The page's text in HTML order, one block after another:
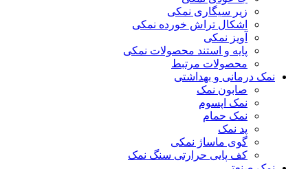
زیر سیگاری نمکی
اشکال تراش خورده نمکی
آویز نمکی
پایه و استند محصولات نمکی
محصولات مرتبط
نمک درمانی و بهداشتی
صابون نمک
نمک اپسوم
نمک حمام
پد نمک
گوی ماساژ نمکی
کف پایی حرارتی سنگ نمک